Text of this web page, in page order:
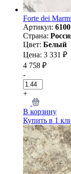
Forte dei
Артикул:
Страна:
Цвет: Белый
Цена: 3 331 ₽
4 758 ₽
-
+
В корзину
Купить в 1